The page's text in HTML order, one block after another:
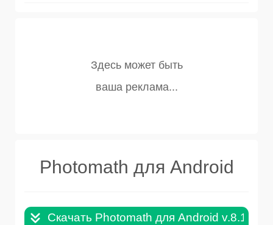
Photomath для Android
Скачать Photomath для Android